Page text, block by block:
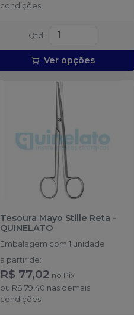
condições
Qtd :
Ver opções
Tesoura Mayo Stille Reta -
QUINELATO
Embalagem com 1 unidade
a partir de:
R$ 77,02 no Pix
ou R$ 79,40 nas demais
condições